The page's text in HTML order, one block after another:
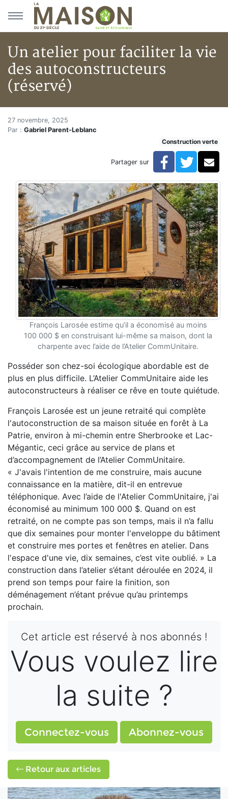
Aller au menu principal
Aller au contenu principal
Un atelier pour faciliter la vie
des autoconstructeurs
(réservé)
Accueil
Articles
Un atelier pour faciliter la vie des autoconstructeurs
Un atelier pour faciliter la vie
27 novembre, 2025
Par : Gabriel Parent-Leblanc
Construction verte
Partager sur Facebook
François Larosée estime qu’il a économisé au moins
100 000 $ en construisant lui-même sa maison, dont la
charpente avec l’aide de l’Atelier CommUnitaire.
Posséder son chez-soi écologique abordable est de
plus en plus difficile. L’Atelier CommUnitaire aide les
autoconstructeurs à réaliser ce rêve en toute quiétude.
François Larosée est un jeune retraité qui complète
l'autoconstruction de sa maison située en forêt à La
Patrie, environ à mi-chemin entre Sherbrooke et Lac-
Mégantic, ceci grâce au service de plans et
d’accompagnement de l’Atelier CommUnitaire.
« J'avais l'intention de me construire, mais aucune
connaissance en la matière, dit-il en entrevue
téléphonique. Avec l’aide de l'Atelier CommUnitaire, j'ai
économisé au minimum 100 000 $. Quand on est
retraité, on ne compte pas son temps, mais il n’a fallu
que dix semaines pour monter l'enveloppe du bâtiment
et construire mes portes et fenêtres en atelier. Dans
l'espace d'une vie, dix semaines, c’est vite oublié. » La
construction dans l’atelier s’étant déroulée en 2024, il
prend son temps pour faire la finition, son
déménagement n’étant prévue qu’au printemps
prochain.
Cet article est réservé à nos abonnés !
Vous voulez lire
la suite ?
Connectez-vous Abonnez-vous
Retour aux articles